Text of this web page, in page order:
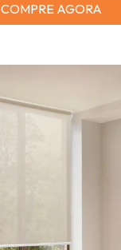
COMPRE AGORA